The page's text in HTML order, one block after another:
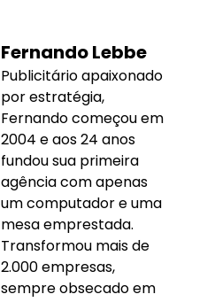
Fernando Lebbe
Publicitário apaixonado
por estratégia,
Fernando começou em
2004 e aos 24 anos
fundou sua primeira
agência com apenas
um computador e uma
mesa emprestada.
Transformou mais de
2.000 empresas,
sempre obsecado em